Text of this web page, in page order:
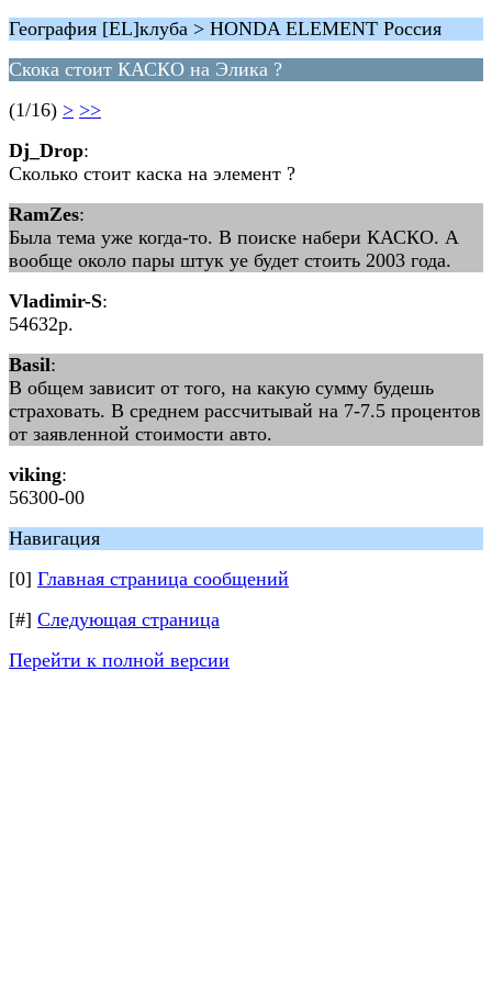
География [EL]клуба > HONDA ELEMENT Россия
Скока стоит КАСКО на Элика ?
(1/16) > >>
Dj_Drop:
Сколько стоит каска на элемент ?
RamZes:
Была тема уже когда-то. В поиске набери КАСКО. А
вообще около пары штук уе будет стоить 2003 года.
Vladimir-S:
54632р.
Basil:
В общем зависит от того, на какую сумму будешь
страховать. В среднем рассчитывай на 7-7.5 процентов
от заявленной стоимости авто.
viking:
56300-00
Навигация
[0] Главная страница сообщений
[#] Следующая страница
Перейти к полной версии